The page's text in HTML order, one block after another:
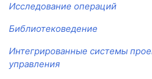
Исследование операций
Библиотековедение
Интегрированные системы
управления